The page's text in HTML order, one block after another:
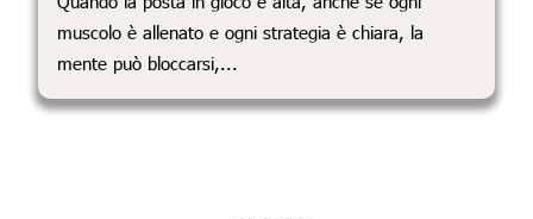
muscolo è allenato e ogni strategia è chiara, la
mente può bloccarsi,...